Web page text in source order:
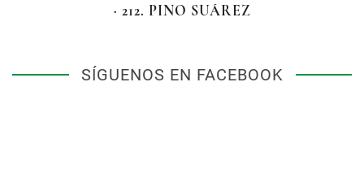
· 212. PINO SUÁREZ
SÍGUENOS EN FACEBOOK